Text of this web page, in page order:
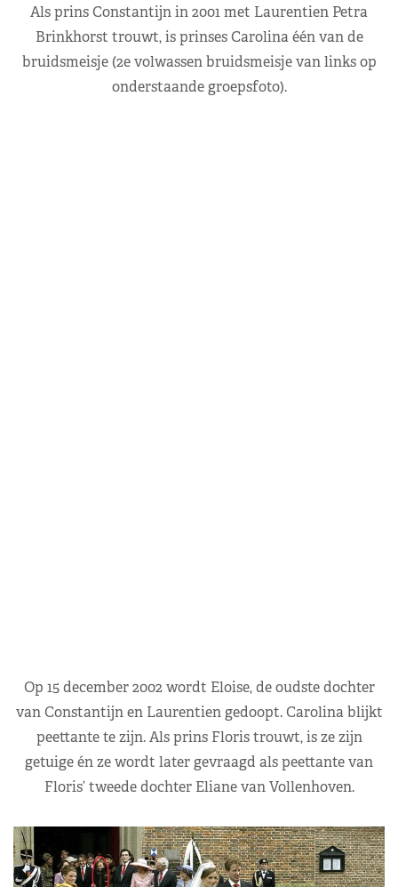
Als prins Constantijn in 2001 met Laurentien Petra
Brinkhorst trouwt, is prinses Carolina één van de
bruidsmeisje (2e volwassen bruidsmeisje van links op
onderstaande groepsfoto).
Op 15 december 2002 wordt Eloise, de oudste dochter
van Constantijn en Laurentien gedoopt. Carolina blijkt
peettante te zijn. Als prins Floris trouwt, is ze zijn
getuige én ze wordt later gevraagd als peettante van
Floris’ tweede dochter Eliane van Vollenhoven.